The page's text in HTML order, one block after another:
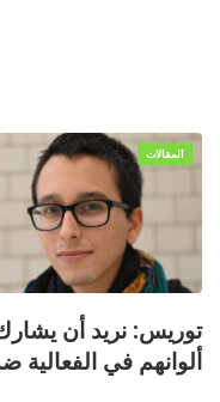
المقالات
توريس: نريد أن
ألوانهم في الفعالية